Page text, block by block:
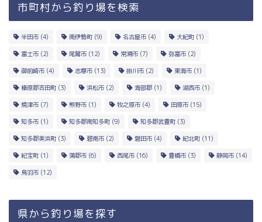
市町村から釣り場を検索
半田市 (4) 南伊勢町 (9) 名古屋市 (4) 大紀町 (1)
富士市 (2) 尾鷲市 (12) 常滑市 (7) 弥富市 (2)
御前崎市 (4) 志摩市 (13) 掛川市 (2) 東海市 (1)
榛原郡吉田町 (3) 浜松市 (2) 海部郡 (1) 湖西市 (1)
焼津市 (7) 熊野市 (1) 牧之原市 (4) 田原市 (15)
知多市 (1) 知多郡南知多町 (9) 知多郡武豊町 (3)
知多郡美浜町 (3) 碧南市 (2) 磐田市 (4) 紀北町 (11)
紀宝町 (1) 蒲郡市 (6) 西尾市 (16) 豊橋市 (3) 静岡市 (14)
鳥羽市 (12)
県から釣り場を探す